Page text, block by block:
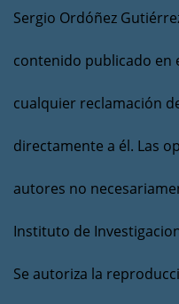
Sergio Ordóñez
contenido publicado en
cualquier reclamación
directamente a él. Las
autores no
Instituto de
Se autoriza la